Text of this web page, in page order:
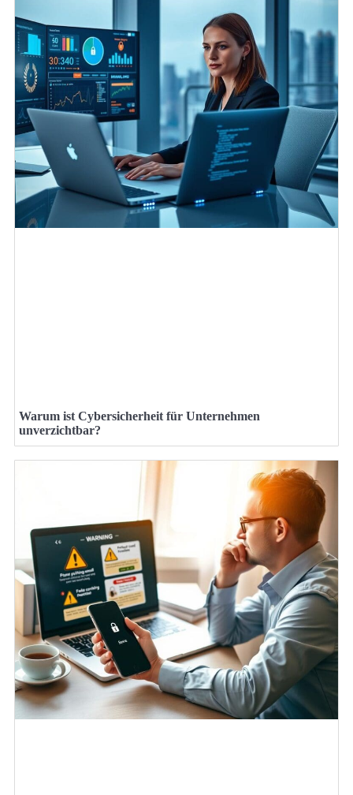
Warum ist Cybersicherheit für Unternehmen
unverzichtbar?